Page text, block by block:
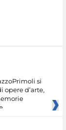
si
opere d’arte,